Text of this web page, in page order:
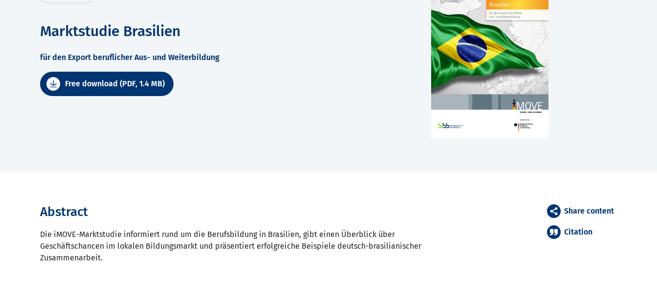
Marktstudie Brasilien
für den Export beruflicher Aus- und Weiterbildung
Free download (PDF, 1.4 MB)
Abstract
Die iMOVE-Marktstudie informiert rund um die Berufsbildung in Brasilien, gibt einen Überblick über
Geschäftschancen im lokalen Bildungsmarkt und präsentiert erfolgreiche Beispiele deutsch-brasilianischer
Zusammenarbeit.
Share content
Citation